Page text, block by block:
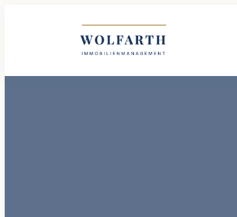
Wolfarth Immobilienmanagement GmbH